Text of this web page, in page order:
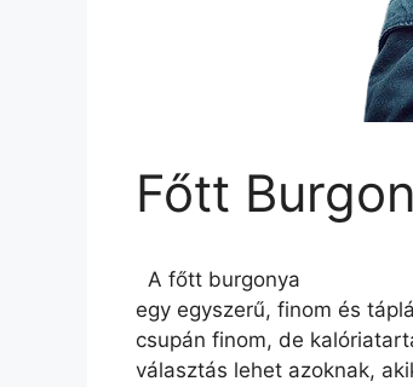
Főtt
A főtt burgonya
egy egyszerű, finom és
csupán finom, de
választás lehet azoknak,